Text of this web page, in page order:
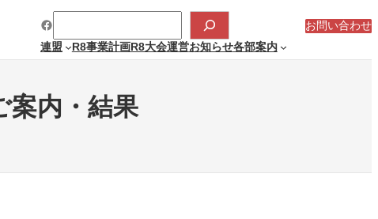
Facebook
検
お問い合わせ
連盟
R8事業計画R8大会運営お知らせ各部案内
案内・結果